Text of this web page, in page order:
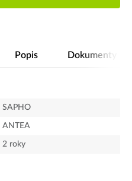
Popis Dokumenty
SAPHO
ANTEA
2 roky